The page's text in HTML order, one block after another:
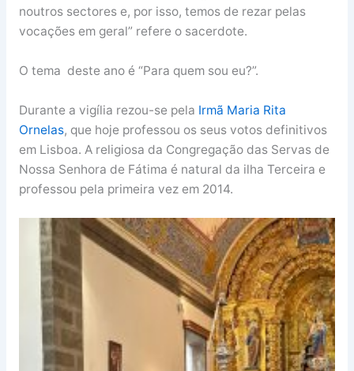
noutros sectores e, por isso, temos de rezar pelas
vocações em geral” refere o sacerdote.
O tema deste ano é “Para quem sou eu?”.
Durante a vigília rezou-se pela Irmã Maria Rita
Ornelas, que hoje professou os seus votos definitivos
em Lisboa. A religiosa da Congregação das Servas de
Nossa Senhora de Fátima é natural da ilha Terceira e
professou pela primeira vez em 2014.